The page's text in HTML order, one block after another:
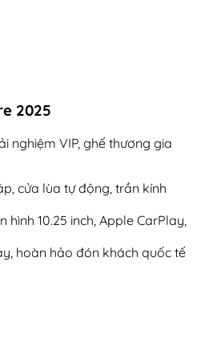
2025
nghiệm VIP, ghế thương gia
cửa lùa tự động, trần kính
hình 10.25 inch, Apple CarPlay,
hoàn hảo đón khách quốc tế